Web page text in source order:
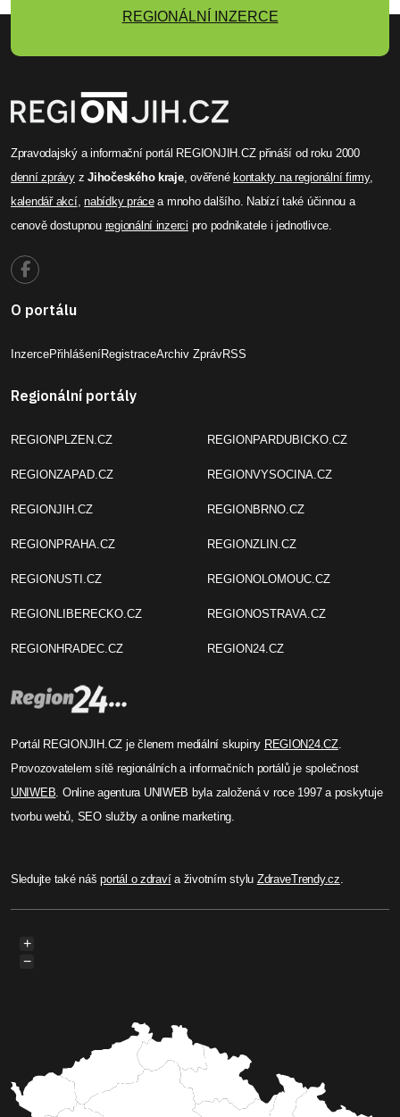
REGIONÁLNÍ INZERCE
Zpravodajský a informační portál REGIONJIH.CZ přináší od roku 2000
denní zprávyzJihočeského kraje, ověřené kontakty na regionální firmy,
kalendář akcí,nabídky prácea mnoho dalšího. Nabízí také účinnou a
cenově dostupnou regionální inzerci pro podnikatele i jednotlivce.
O portálu
InzercePřihlášeníRegistraceArchiv ZprávRSS
Regionální portály
REGIONPLZEN.CZ
REGIONZAPAD.CZ
REGIONJIH.CZ
REGIONPRAHA.CZ
REGIONUSTI.CZ
REGIONLIBERECKO.CZ
REGIONHRADEC.CZ
REGIONPARDUBICKO.CZ
REGIONVYSOCINA.CZ
REGIONBRNO.CZ
REGIONZLIN.CZ
REGIONOLOMOUC.CZ
REGIONOSTRAVA.CZ
REGION24.CZ
Portál REGIONJIH.CZ je členem mediální skupiny REGION24.CZ.
Provozovatelem sítě regionálních a informačních portálů je společnost
UNIWEB. Online agentura UNIWEB byla založená v roce 1997 a poskytuje
tvorbu webů, SEO služby a online marketing.
Sledujte také nášportál o zdravía životním stylu ZdraveTrendy.cz.
+
−